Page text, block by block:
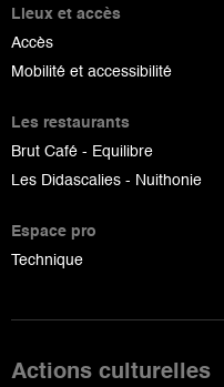
Lieux et accès
Accès
Mobilité et accessibilité
Les restaurants
Brut Café - Equilibre
Les Didascalies - Nuithonie
Espace pro
Technique
Actions culturelles